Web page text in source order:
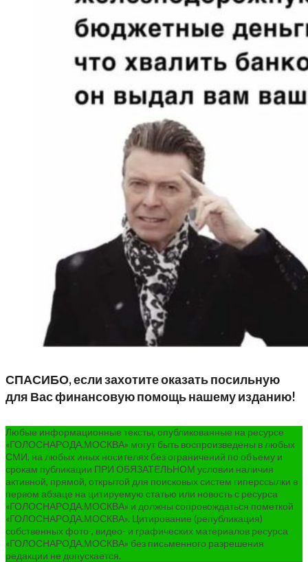
СПАСИБО, если захотите оказать посильную
для Вас финансовую помощь нашему изданию!
Любые информационные тексты, опубликованные на ресурсе
«ГОЛОСНАРОДА.МОСКВА» могут быть воспроизведены в любых
СМИ, на любых иных носителях без ограничений по объему и
срокам публикации ПРИ ОБЯЗАТЕЛЬНОМ условии наличия
активной, прямой, открытой для поисковых систем гиперссылки в
первом абзаце на цитируемую статью или новость с ресурса
«ГОЛОСНАРОДА.МОСКВА» и должны сопровождаться пометкой
«ГОЛОСНАРОДА.МОСКВА». Цитирование (републикация)
собственных фото-, видео- и графических материалов ресурса
«ГОЛОСНАРОДА.МОСКВА» без письменного разрешения
редакции не допускается.